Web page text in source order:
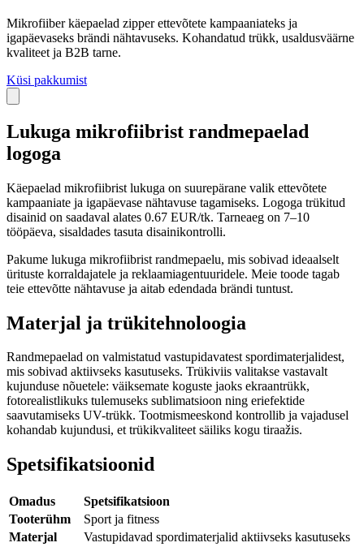
Mikrofiiber käepaelad zipper ettevõtete kampaaniateks ja
igapäevaseks brändi nähtavuseks. Kohandatud trükk, usaldusväärne
kvaliteet ja B2B tarne.
Küsi pakkumist
Lukuga mikrofiibrist randmepaelad
logoga
Käepaelad mikrofiibrist lukuga on suurepärane valik ettevõtete
kampaaniate ja igapäevase nähtavuse tagamiseks. Logoga trükitud
disainid on saadaval alates 0.67 EUR/tk. Tarneaeg on 7–10
tööpäeva, sisaldades tasuta disainikontrolli.
Pakume lukuga mikrofiibrist randmepaelu, mis sobivad ideaalselt
ürituste korraldajatele ja reklaamiagentuuridele. Meie toode tagab
teie ettevõtte nähtavuse ja aitab edendada brändi tuntust.
Materjal ja trükitehnoloogia
Randmepaelad on valmistatud vastupidavatest spordimaterjalidest,
mis sobivad aktiivseks kasutuseks. Trükiviis valitakse vastavalt
kujunduse nõuetele: väiksemate koguste jaoks ekraantrükk,
fotorealistlikuks tulemuseks sublimatsioon ning eriefektide
saavutamiseks UV-trükk. Tootmismeeskond kontrollib ja vajadusel
kohandab kujundusi, et trükikvaliteet säiliks kogu tiraažis.
Spetsifikatsioonid
Omadus
Spetsifikatsioon
Tooterühm
Sport ja fitness
Materjal
Vastupidavad spordimaterjalid aktiivseks kasutuseks